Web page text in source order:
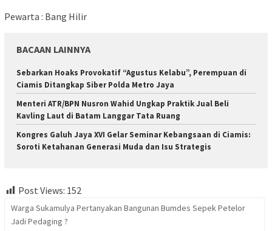
Pewarta : Bang Hilir
BACAAN LAINNYA
Sebarkan Hoaks Provokatif “Agustus Kelabu”, Perempuan di
Ciamis Ditangkap Siber Polda Metro Jaya
Menteri ATR/BPN Nusron Wahid Ungkap Praktik Jual Beli
Kavling Laut di Batam Langgar Tata Ruang
Kongres Galuh Jaya XVI Gelar Seminar Kebangsaan di Ciamis:
Soroti Ketahanan Generasi Muda dan Isu Strategis
Post Views: 152
Warga Sukamulya Pertanyakan Bangunan Bumdes Sepek Petelor
Jadi Pedaging ?